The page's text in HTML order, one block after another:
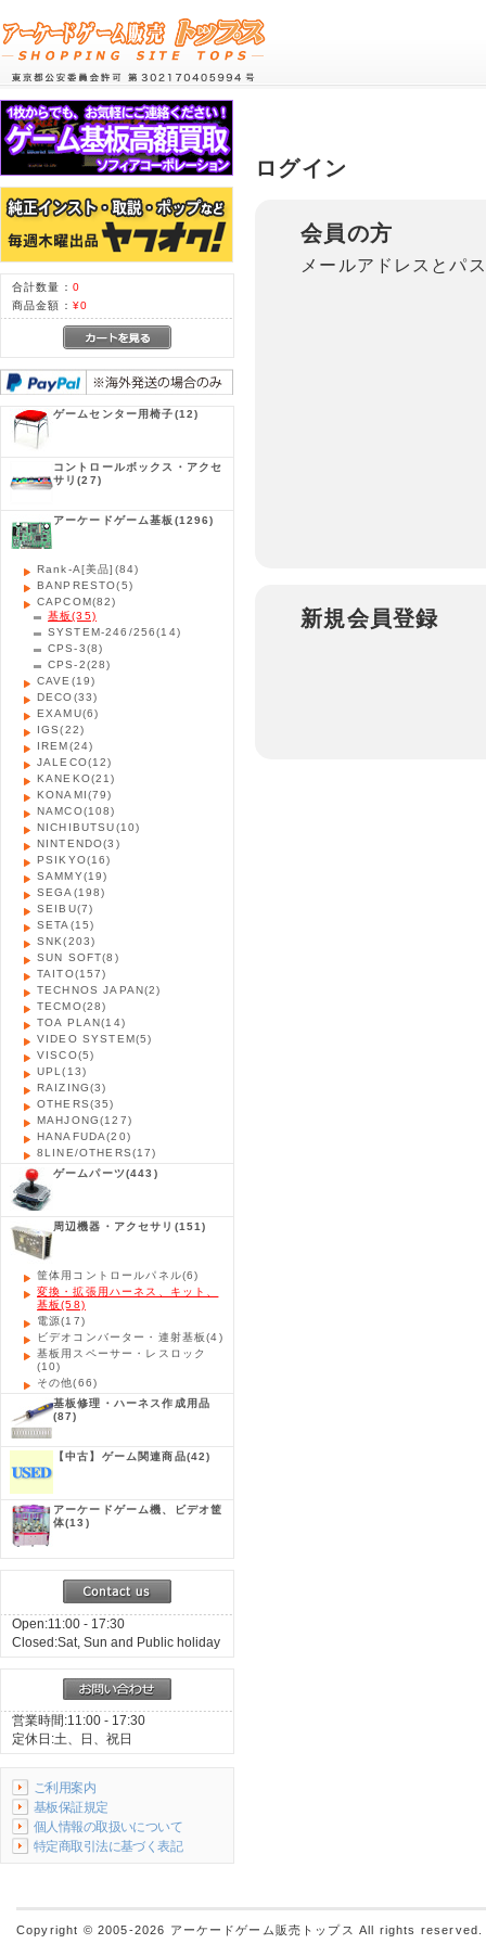
合計数量： 0
商品金額： ¥0
ゲームセンター用椅子(12)
コントロールボックス・アクセ
サリ(27)
アーケードゲーム基板 (1296)
Rank-A[美品] (84)
BANPRESTO(5)
CAPCOM(82)
基板(35)
SYSTEM-246/256(14)
CPS-3(8)
CPS-2(28)
CAVE (19)
DECO(33)
EXAMU(6)
IGS(22)
IREM(24)
JALECO(12)
KANEKO(21)
KONAMI(79)
NAMCO(108)
NICHIBUTSU(10)
NINTENDO(3)
PSIKYO(16)
SAMMY(19)
SEGA (198)
SEIBU(7)
SETA (15)
SNK(203)
SUN SOFT(8)
TAITO(157)
TECHNOS JAPAN(2)
TECMO(28)
TOA PLAN(14)
VIDEO SYSTEM(5)
VISCO(5)
UPL(13)
RAIZING(3)
OTHERS(35)
MAHJONG(127)
HANAFUDA(20)
8LINE/OTHERS(17)
ゲームパーツ(443)
周辺機器・アクセサリ (151)
筐体用コントロールパネル(6)
変換・拡張用ハーネス、キット、
基板(58)
電源(17)
ビデオコンバーター・連射基板(4)
基板用スペーサー・レスロック
(10)
その他(66)
基板修理・ハーネス作成用品
(87)
【中古】ゲーム関連商品(42)
アーケードゲーム機、ビデオ筐
体(13)
Open:11:00 - 17:30
Closed:Sat, Sun and Public holiday
営業時間:11:00 - 17:30
定休日:土、日、祝日
ご利用案内
基板保証規定
個人情報の取扱いについて
特定商取引法に基づく表記
ログイン
会員の方
メールアドレスとパ
新規会員登録
Copyright © 2005-2026 アーケードゲーム販売トップス All rights reserved.